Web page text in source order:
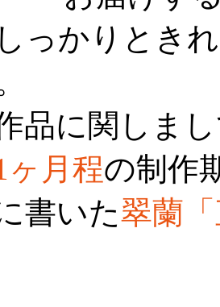
っかりとき
品に関しま
ヶ月程の制作
書いた翠蘭